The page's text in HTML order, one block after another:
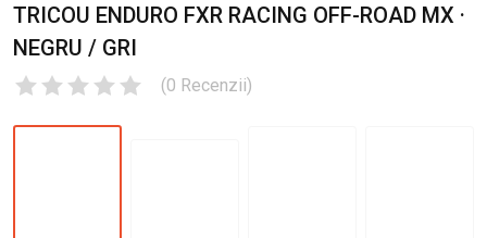
TRICOU ENDURO FXR RACING OFF-ROAD MX ·
NEGRU / GRI
(0 Recenzii)